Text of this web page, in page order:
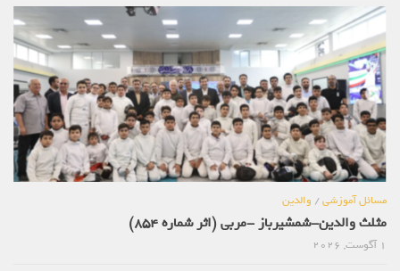
مسائل آموزشی/والدین
مثلث والدین-شمشیرباز -مربی (اثر شماره 854)